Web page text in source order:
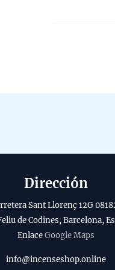
Dirección
Sant Llorenç 12G
de Codines, Barcelona,
EnlaceGoogle Maps
info@incenseshop.online